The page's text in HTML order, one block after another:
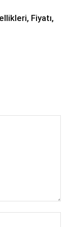
Fiyatı,